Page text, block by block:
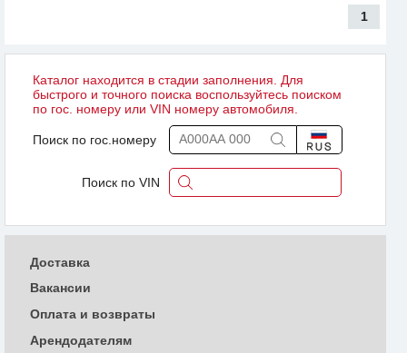
1
Каталог находится в стадии заполнения. Для
быстрого и точного поиска воспользуйтесь поиском
по гос. номеру или VIN номеру автомобиля.
Поиск по гос.номеру
Поиск по VIN
Доставка
Вакансии
Оплата и возвраты
Арендодателям